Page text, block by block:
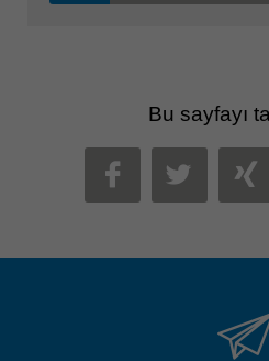
Bu sayfayı
FACEBOOK